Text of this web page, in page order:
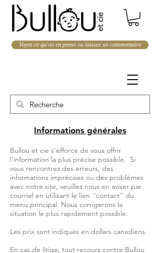
Voyez ce qu'on en pense ou laissez un commentaire
Informations générales
Bullou et cie s'efforce de vous offrir
l'information la plus précise possible. Si
vous rencontrez des erreurs, des
informations imprécises ou des problèmes
avec notre site, veuillez nous en aviser par
courriel en utilisant le lien ''contact'' du
menu principal. Nous corrigerons la
situation le plus rapidement possible.
Les prix sont indiqués en dollars canadiens.
En cas de litige, tout recours contre Bullou